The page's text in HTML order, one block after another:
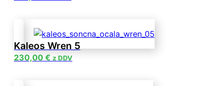
Kaleos Wren 5
230,00 € z DDV